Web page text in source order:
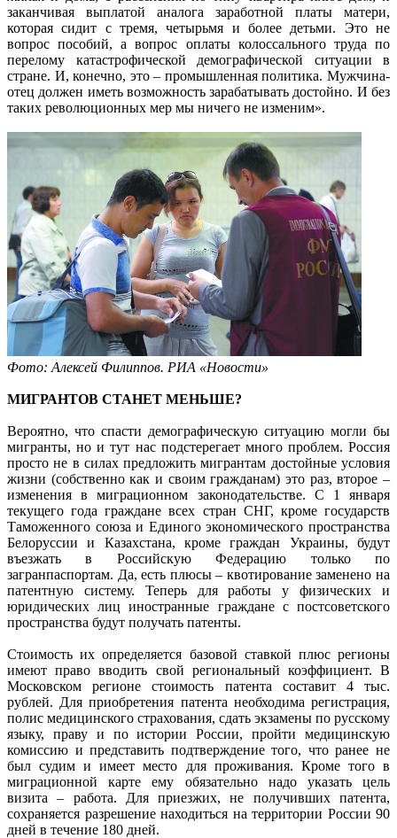
заканчивая выплатой аналога заработной платы матери,
которая сидит с тремя, четырьмя и более детьми. Это не
вопрос пособий, а вопрос оплаты колоссального труда по
перелому катастрофической демографической ситуации в
стране. И, конечно, это – промышленная политика. Мужчина-
отец должен иметь возможность зарабатывать достойно. И без
таких революционных мер мы ничего не изменим».
Фото: Алексей Филиппов. РИА «Новости»
МИГРАНТОВ СТАНЕТ МЕНЬШЕ?
Вероятно, что спасти демографическую ситуацию могли бы
мигранты, но и тут нас подстерегает много проблем. Россия
просто не в силах предложить мигрантам достойные условия
жизни (собственно как и своим гражданам) это раз, второе –
изменения в миграционном законодательстве. С 1 января
текущего года граждане всех стран СНГ, кроме государств
Таможенного союза и Единого экономического пространства
Белоруссии и Казахстана, кроме граждан Украины, будут
въезжать в Российскую Федерацию только по
загранпаспортам. Да, есть плюсы – квотирование заменено на
патентную систему. Теперь для работы у физических и
юридических лиц иностранные граждане с постсоветского
пространства будут получать патенты.
Стоимость их определяется базовой ставкой плюс регионы
имеют право вводить свой региональный коэффициент. В
Московском регионе стоимость патента составит 4 тыс.
рублей. Для приобретения патента необходима регистрация,
полис медицинского страхования, сдать экзамены по русскому
языку, праву и по истории России, пройти медицинскую
комиссию и представить подтверждение того, что ранее не
был судим и имеет место для проживания. Кроме того в
миграционной карте ему обязательно надо указать цель
визита – работа. Для приезжих, не получивших патента,
сохраняется разрешение находиться на территории России 90
дней в течение 180 дней.